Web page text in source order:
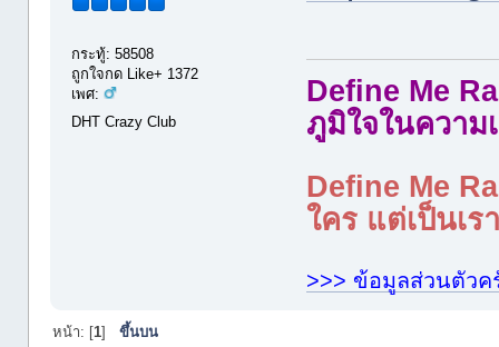
กระทู้: 58508
ถูกใจกด Like+ 1372
เพศ:
DHT Crazy Club
Define Me
ภูมิใจในความ
Define Me
ใคร แต่เป็นเ
>>> ข้อมูลส่วนตัวค
หน้า: [1]ขึ้นบน